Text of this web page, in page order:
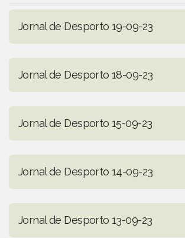
Jornal de Desporto 19-09-23
Jornal de Desporto 18-09-23
Jornal de Desporto 15-09-23
Jornal de Desporto 14-09-23
Jornal de Desporto 13-09-23